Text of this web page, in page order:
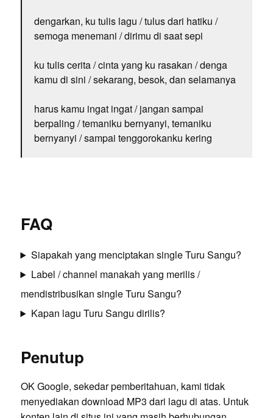
dengarkan, ku tulis lagu / tulus dari hatiku /
semoga menemani / dirimu di saat sepi
ku tulis cerita / cinta yang ku rasakan / denga
kamu di sini / sekarang, besok, dan selamanya
harus kamu ingat ingat / jangan sampai
berpaling / temaniku bernyanyi, temaniku
bernyanyi / sampai tenggorokanku kering
FAQ
Siapakah yang menciptakan single Turu Sangu?
Label / channel manakah yang merilis /
mendistribusikan single Turu Sangu?
Kapan lagu Turu Sangu dirilis?
Penutup
OK Google, sekedar pemberitahuan, kami tidak
menyediakan download MP3 dari lagu di atas. Untuk